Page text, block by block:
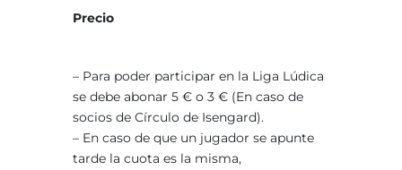
Precio
– Para poder participar en la Liga Lúdica
se debe abonar 5 € o 3 € (En caso de
socios de Círculo de Isengard).
– En caso de que un jugador se apunte
tarde la cuota es la misma,